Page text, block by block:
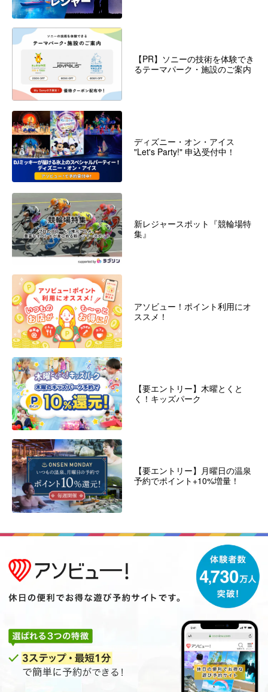
【PR】ソニーの技術を体験でき
るテーマパーク・施設のご案内
ディズニー・オン・アイス
"Let's Party!" 申込受付中！
新レジャースポット『競輪場特
集』
アソビュー！ポイント利用にオ
ススメ！
【要エントリー】木曜とくと
く！キッズパーク
【要エントリー】月曜日の温泉
予約でポイント+10%増量！